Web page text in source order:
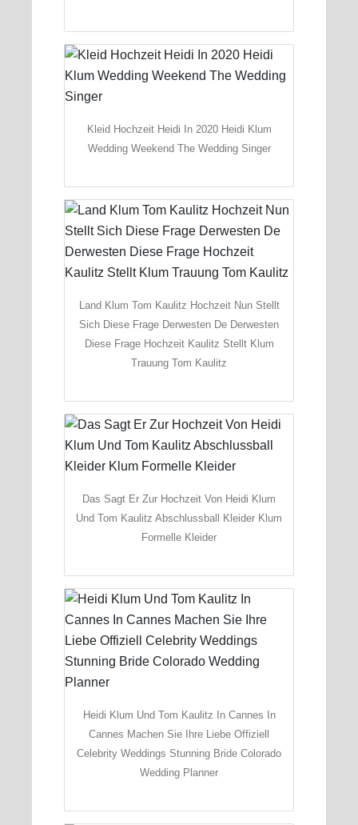
Kleid Hochzeit Heidi In 2020 Heidi Klum
Wedding Weekend The Wedding Singer
Land Klum Tom Kaulitz Hochzeit Nun Stellt
Sich Diese Frage Derwesten De Derwesten
Diese Frage Hochzeit Kaulitz Stellt Klum
Trauung Tom Kaulitz
Das Sagt Er Zur Hochzeit Von Heidi Klum
Und Tom Kaulitz Abschlussball Kleider Klum
Formelle Kleider
Heidi Klum Und Tom Kaulitz In Cannes In
Cannes Machen Sie Ihre Liebe Offiziell
Celebrity Weddings Stunning Bride Colorado
Wedding Planner